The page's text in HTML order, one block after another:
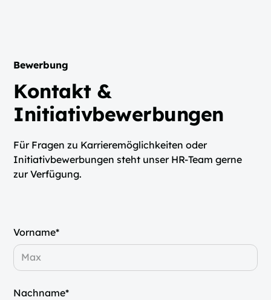
Bewerbung
Kontakt &
Initiativbewerbungen
Für Fragen zu Karrieremöglichkeiten oder
Initiativbewerbungen steht unser HR-Team gerne
zur Verfügung.
Vorname*
Nachname*